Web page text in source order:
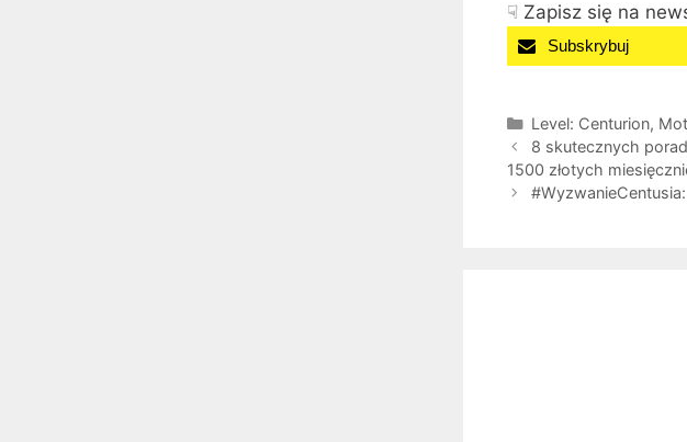
☟ Zapisz się na
Subskrybuj
Kategorie
Level: Centurion,
8 skutecznych
1500 złotych